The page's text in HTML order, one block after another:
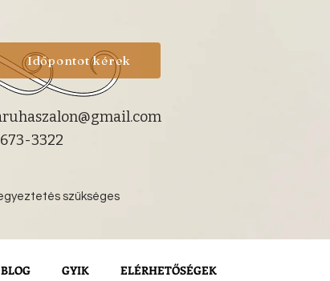
3322
szükséges
Időpontot kérek
BLOG GYIK ELÉRHETŐSÉGEK